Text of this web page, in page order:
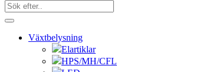
Växtbelysning
Elartiklar
HPS/MH/CFL